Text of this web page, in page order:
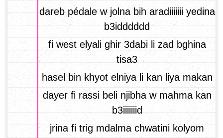
dareb pédale w jolna bih aradiiiiiii yedina
b3idddddd
fi west elyali ghir 3dabi li zad bghina
tisa3
hasel bin khyot elniya li kan liya makan
dayer fi rassi beli njibha w mahma kan
b3iiiiiiid
jrina fi trig mdalma chwatini kolyom